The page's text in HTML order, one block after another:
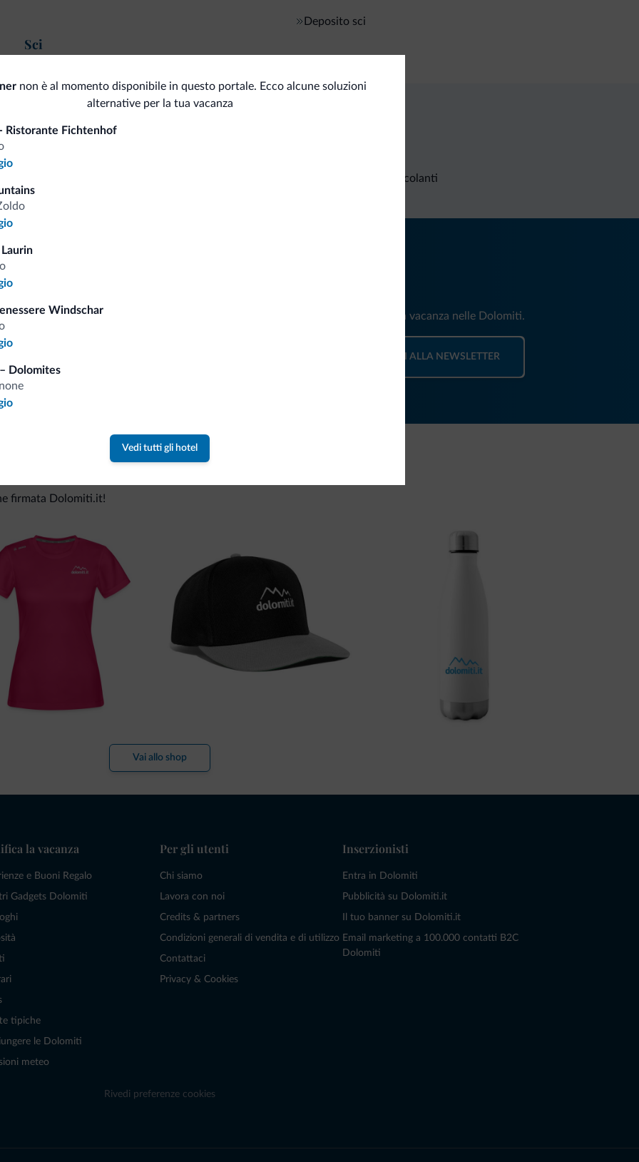
Sci
Deposito sci
non è al momento disponibile in questo portale. Ecco alcune soluzioni
alternative per la tua vacanza
Ristorante Fichtenhof
Windschar
Dolomites
Vedi tutti gli hotel
Richieste non vincolanti
Riceverai informazioni, offerte esclusive e news per la tua vacanza nelle Dolomiti.
ISCRIVITI ALLA NEWSLETTER
collezione
firmata Dolomiti.it!
Vai allo shop
la vacanza
e Buoni Regalo
Gadgets Dolomiti
tipiche
le Dolomiti
meteo
Per gli utenti
Chi siamo
Lavora con noi
Credits & partners
Condizioni generali di vendita e di utilizzo
Contattaci
Privacy & Cookies
Inserzionisti
Entra in Dolomiti
Pubblicità su Dolomiti.it
Il tuo banner su Dolomiti.it
Email marketing a 100.000 contatti B2C
Dolomiti
Rivedi preferenze cookies